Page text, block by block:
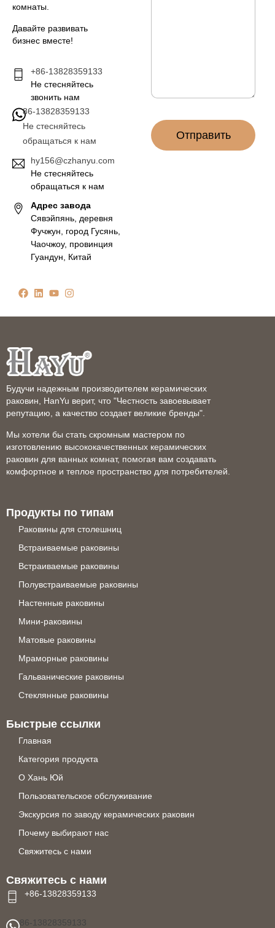
комнаты.
Давайте развивать
бизнес вместе!
+86-13828359133
Не стесняйтесь
звонить нам
86-13828359133
Не стесняйтесь
обращаться к нам
hy156@czhanyu.com
Не стесняйтесь
обращаться к нам
Адрес завода
Сявэйпянь, деревня
Фучжун, город Гусянь,
Чаочжоу, провинция
Гуандун, Китай
а
Отправить
Будучи надежным производителем керамических
раковин, HanYu верит, что "Честность завоевывает
репутацию, а качество создает великие бренды".
Мы хотели бы стать скромным мастером по
изготовлению высококачественных керамических
раковин для ванных комнат, помогая вам создавать
комфортное и теплое пространство для потребителей.
Продукты по типам
Раковины для столешниц
Встраиваемые раковины
Встраиваемые раковины
Полувстраиваемые раковины
Настенные раковины
Мини-раковины
Матовые раковины
Мраморные раковины
Гальванические раковины
Стеклянные раковины
Быстрые ссылки
Главная
Категория продукта
О Хань Юй
Пользовательское обслуживание
Экскурсия по заводу керамических раковин
Почему выбирают нас
Свяжитесь с нами
Свяжитесь с нами
+86-13828359133
86-13828359133